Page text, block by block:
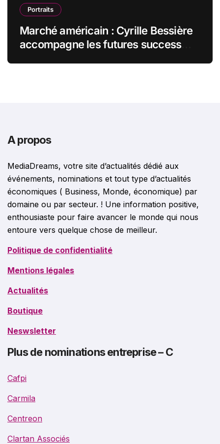
Portraits
Marché américain : Cyrille Bessière
accompagne les futures success
A propos
MediaDreams, votre site d’actualités dédié aux
événements, nominations et tout type d’actualités
économiques ( Business, Monde, économique) par
domaine ou par secteur. ! Une information positive,
enthousiaste pour faire avancer le monde qui nous
entoure vers quelque chose de meilleur.
Politique de confidentialité
Mentions légales
Actualités
Boutique
Neswsletter
Plus de nominations entreprise – C
Cafpi
Carmila
Centreon
Clartan Associés